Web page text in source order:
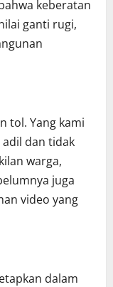
keberatan
ganti rugi,
tol. Yang kami
adil dan tidak
warga,
juga
video yang
dalam